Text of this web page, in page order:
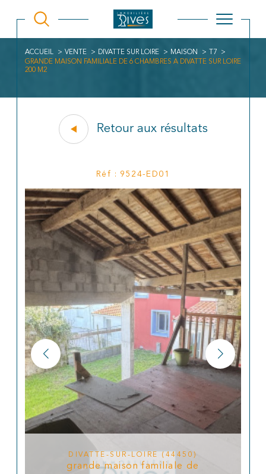
ACCUEIL VENTE DIVATTE SUR LOIRE MAISON
T7
GRANDE MAISON FAMILIALE DE 6 CHAMBRES A DIVATTE SUR LOIRE
200 M2
Retour aux résultats
Réf : 9524-ED01
DIVATTE-SUR-LOIRE (44450)
grande maison familiale de